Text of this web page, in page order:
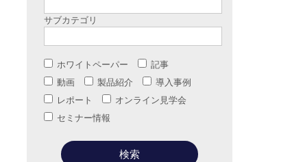
サブカテゴリ
ホワイトペーパー
記事
動画
製品紹介
導入事例
レポート
オンライン見学会
セミナー情報